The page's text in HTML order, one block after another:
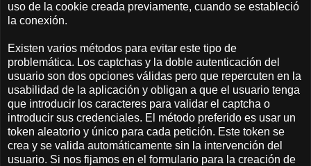
uso de la cookie creada previamente, cuando se estableció
la conexión.
Existen varios métodos para evitar este tipo de
problemática. Los captchas y la doble autenticación del
usuario son dos opciones válidas pero que repercuten en la
usabilidad de la aplicación y obligan a que el usuario tenga
que introducir los caracteres para validar el captcha o
introducir sus credenciales. El método preferido es usar un
token aleatorio y único para cada petición. Este token se
crea y se valida automáticamente sin la intervención del
usuario. Si nos fijamos en el formulario para la creación de